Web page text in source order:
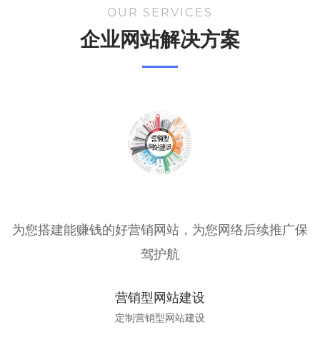
OUR SERVICES
企业网站解决方案
为您搭建能赚钱的好营销网站，为您网络后续推广保
驾护航
营销型网站建设
定制营销型网站建设